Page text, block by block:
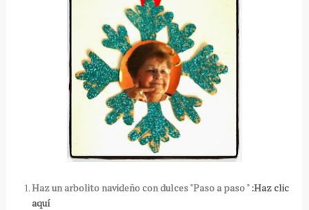
Haz un arbolito navideño con dulces "Paso a paso ":Haz clic
aquí